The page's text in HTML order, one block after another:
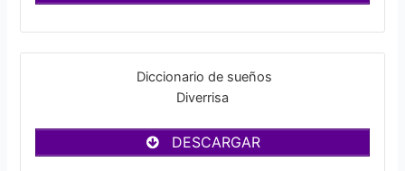
Diccionario de sueños
Diverrisa
DESCARGAR